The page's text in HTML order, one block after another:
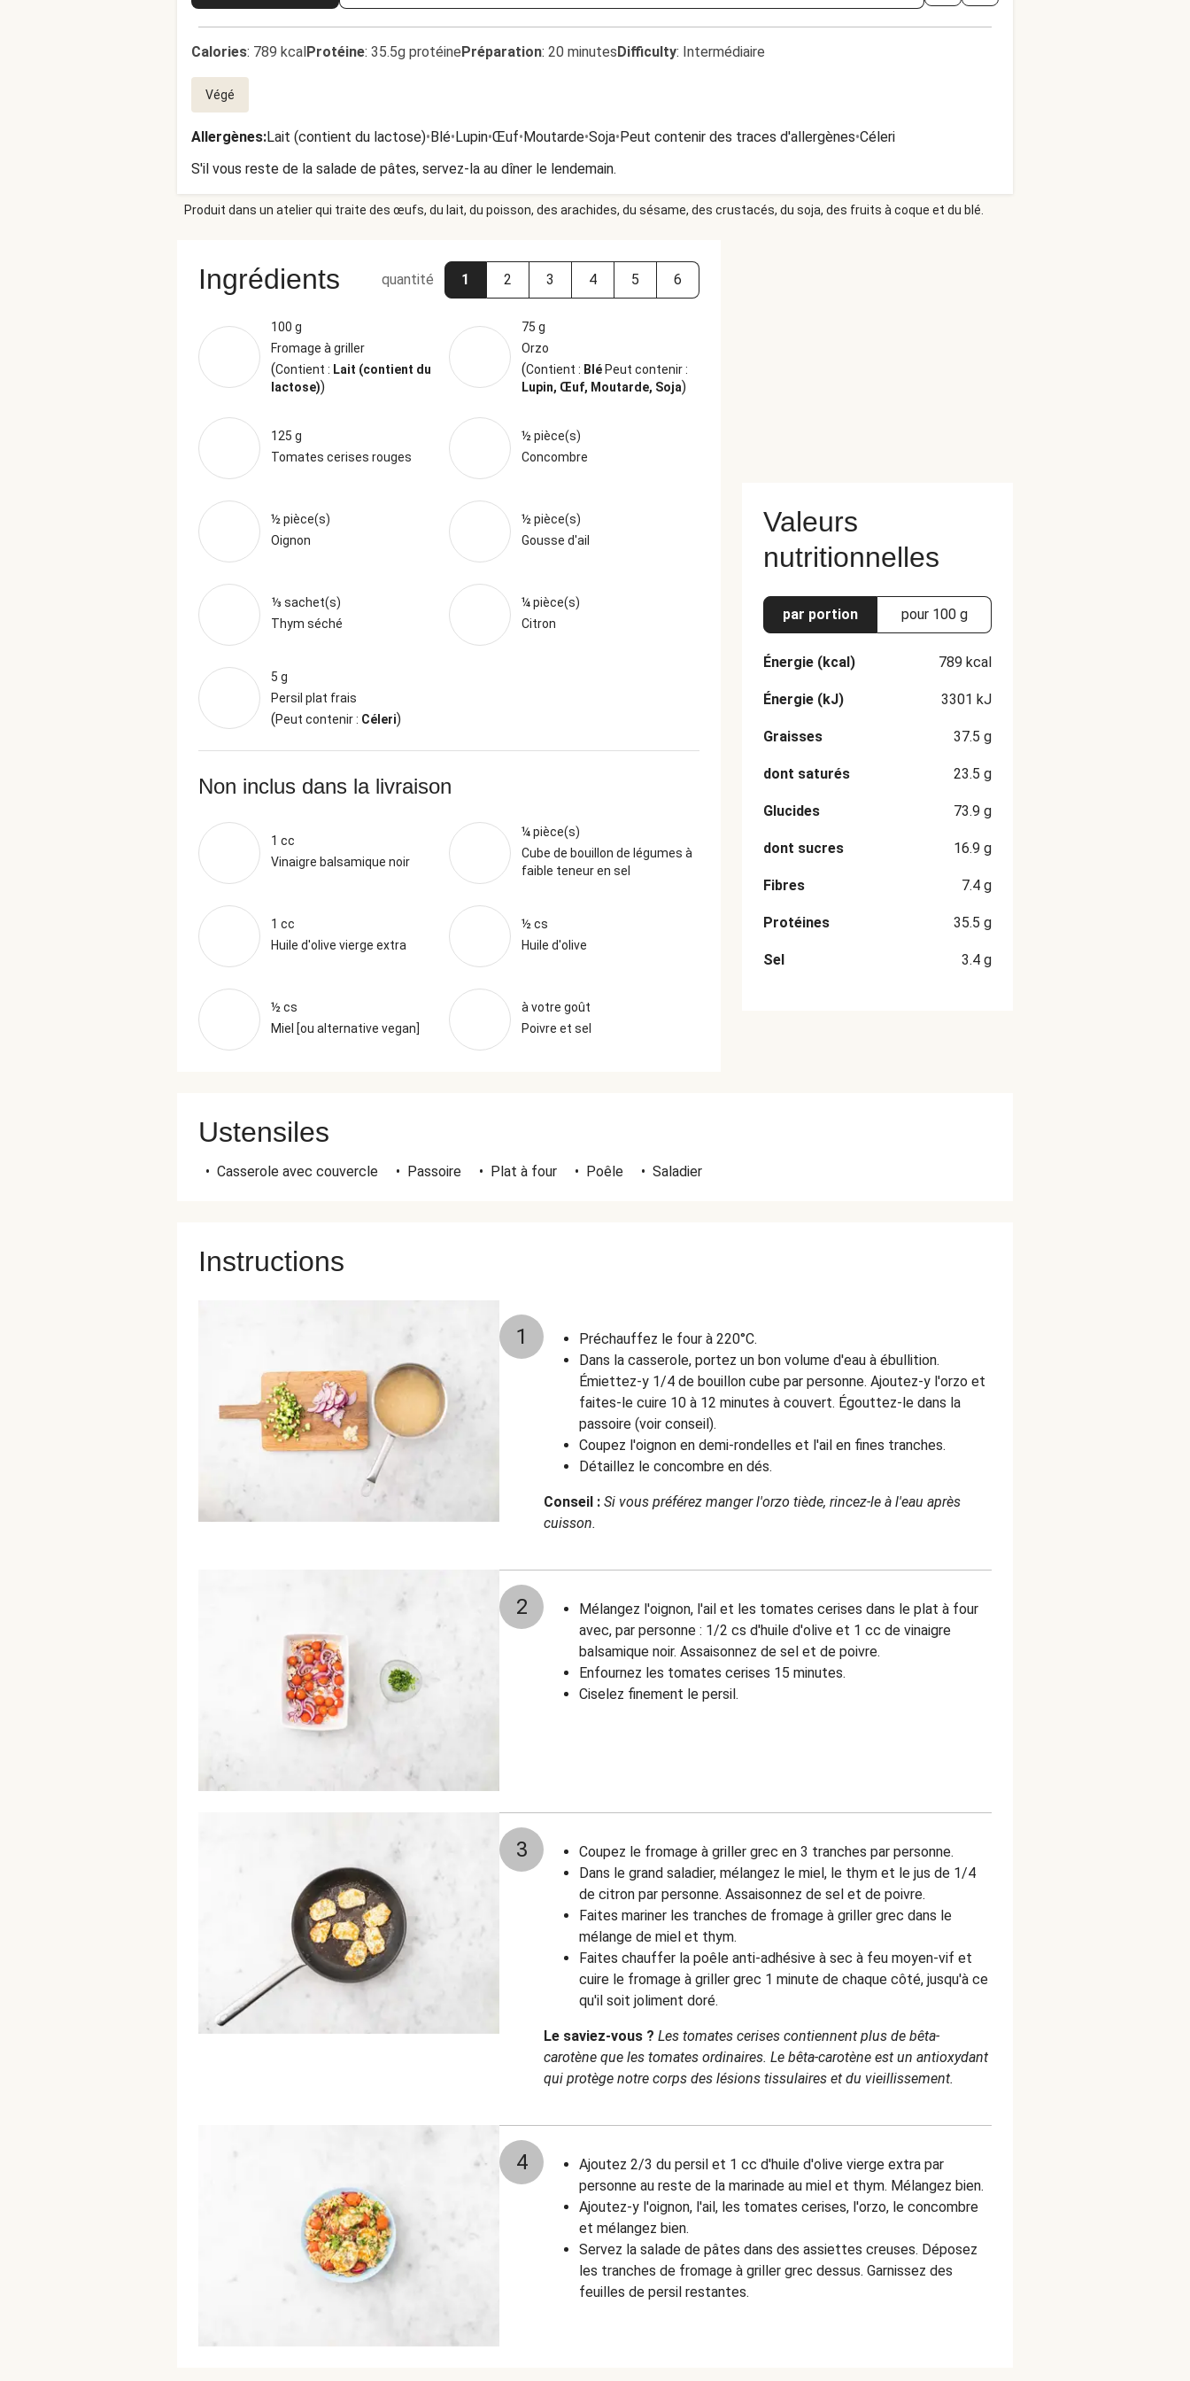
Calories: 789 kcalProtéine: 35.5g protéinePréparation: 20 minutesDifficulty: Intermédiaire
Végé
Allergènes:Lait (contient du lactose)•Blé•Lupin•Œuf•Moutarde•Soja•Peut contenir des traces d'allergènes•Céleri
S'il vous reste de la salade de pâtes, servez-la au dîner le lendemain.
Produit dans un atelier qui traite des œufs, du lait, du poisson, des arachides, du sésame, des crustacés, du soja, des fruits à coque et du blé.
Ingrédients quantité 1 2 3 4 5 6
100 g
Fromage à griller
(Contient : Lait (contient du
lactose))
75 g
Orzo
(Contient : Blé Peut contenir :
Lupin, Œuf, Moutarde, Soja)
125 g
Tomates cerises rouges
½ pièce(s)
Concombre
½ pièce(s)
Oignon
½ pièce(s)
Gousse d'ail
⅓ sachet(s)
Thym séché
¼ pièce(s)
Citron
5 g
Persil plat frais
(Peut contenir : Céleri)
Non inclus dans la livraison
1 cc
Vinaigre balsamique noir
¼ pièce(s)
Cube de bouillon de légumes à
faible teneur en sel
1 cc
Huile d'olive vierge extra
½ cs
Huile d'olive
½ cs
Miel [ou alternative vegan]
à votre goût
Poivre et sel
Valeurs
nutritionnelles
par portion pour 100 g
Énergie (kcal) 789 kcal
Énergie (kJ) 3301 kJ
Graisses 37.5 g
dont saturés 23.5 g
Glucides 73.9 g
dont sucres 16.9 g
Fibres 7.4 g
Protéines 35.5 g
Sel 3.4 g
Ustensiles
• Casserole avec couvercle • Passoire • Plat à four • Poêle • Saladier
Instructions
1
Préchauffez le four à 220°C.
Dans la casserole, portez un bon volume d'eau à ébullition.
Émiettez-y 1/4 de bouillon cube par personne. Ajoutez-y l'orzo et
faites-le cuire 10 à 12 minutes à couvert. Égouttez-le dans la
passoire (voir conseil).
Coupez l'oignon en demi-rondelles et l'ail en fines tranches.
Détaillez le concombre en dés.
Conseil : Si vous préférez manger l'orzo tiède, rincez-le à l'eau après
cuisson.
2
Mélangez l'oignon, l'ail et les tomates cerises dans le plat à four
avec, par personne : 1/2 cs d'huile d'olive et 1 cc de vinaigre
balsamique noir. Assaisonnez de sel et de poivre.
Enfournez les tomates cerises 15 minutes.
Ciselez finement le persil.
3
Coupez le fromage à griller grec en 3 tranches par personne.
Dans le grand saladier, mélangez le miel, le thym et le jus de 1/4
de citron par personne. Assaisonnez de sel et de poivre.
Faites mariner les tranches de fromage à griller grec dans le
mélange de miel et thym.
Faites chauffer la poêle anti-adhésive à sec à feu moyen-vif et
cuire le fromage à griller grec 1 minute de chaque côté, jusqu'à ce
qu'il soit joliment doré.
Le saviez-vous ? Les tomates cerises contiennent plus de bêta-
carotène que les tomates ordinaires. Le bêta-carotène est un antioxydant
qui protège notre corps des lésions tissulaires et du vieillissement.
4
Ajoutez 2/3 du persil et 1 cc d'huile d'olive vierge extra par
personne au reste de la marinade au miel et thym. Mélangez bien.
Ajoutez-y l'oignon, l'ail, les tomates cerises, l'orzo, le concombre
et mélangez bien.
Servez la salade de pâtes dans des assiettes creuses. Déposez
les tranches de fromage à griller grec dessus. Garnissez des
feuilles de persil restantes.